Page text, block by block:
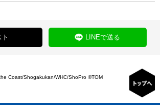
LINEで送る
Coast/Shogakukan/WHC/ShoPro ©TOM